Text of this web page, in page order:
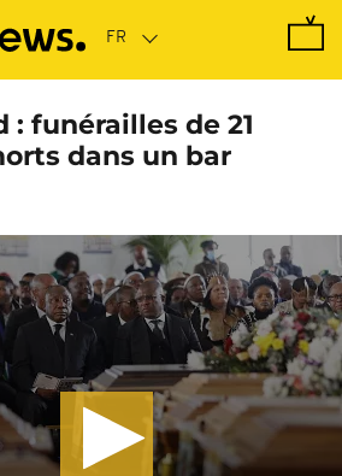
: funérailles de 21
dans un bar